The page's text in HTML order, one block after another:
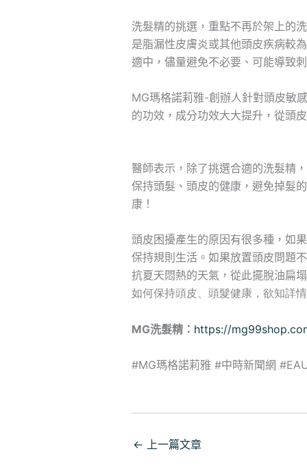
洗髮精的挑選，重點不再於架上的
是脂漏性皮膚炎或其他頭皮疾病較
適中，儘量避免不必要、可能導致
MG瑪格諾莉雅-創辦人針對頭皮敏
的功效，成分功效大大提升，從頭
醫師表示，除了挑選合適的洗髮精
保持頭髮、頭皮的健康，避免掉髮
康！
頭皮困擾產生的原因有很多種，如
保持規則生活。如果放置頭皮問題
抗夏天悶熱的天氣，從此擺脫油扁
如何保持頭皮、頭髮健康，欲知詳
MG洗髮精： https://
#MG瑪格諾莉雅 #中時新聞網
← 上一篇文章